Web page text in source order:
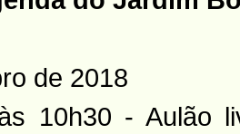
de 2018
10h30 - Aulão